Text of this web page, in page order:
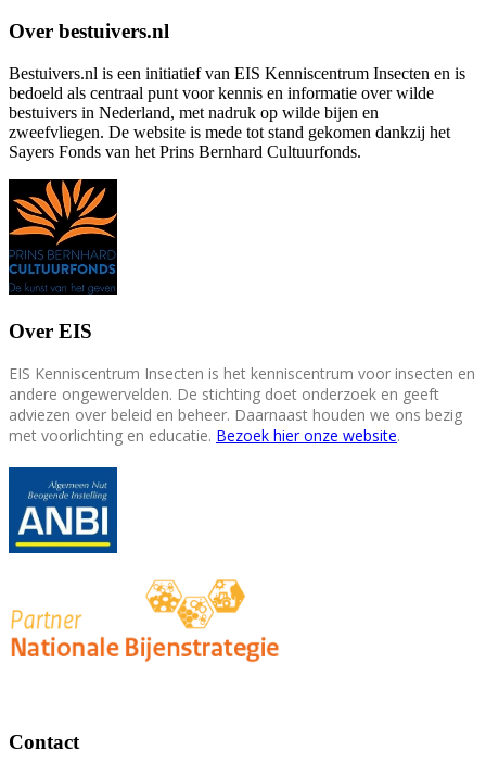
Over bestuivers.nl
Bestuivers.nl is een initiatief van EIS Kenniscentrum Insecten en is
bedoeld als centraal punt voor kennis en informatie over wilde
bestuivers in Nederland, met nadruk op wilde bijen en
zweefvliegen. De website is mede tot stand gekomen dankzij het
Sayers Fonds van het Prins Bernhard Cultuurfonds.
Over EIS
EIS Kenniscentrum Insecten is het kenniscentrum voor insecten en
andere ongewervelden. De stichting doet onderzoek en geeft
adviezen over beleid en beheer. Daarnaast houden we ons bezig
met voorlichting en educatie. Bezoek hier onze website.
Contact